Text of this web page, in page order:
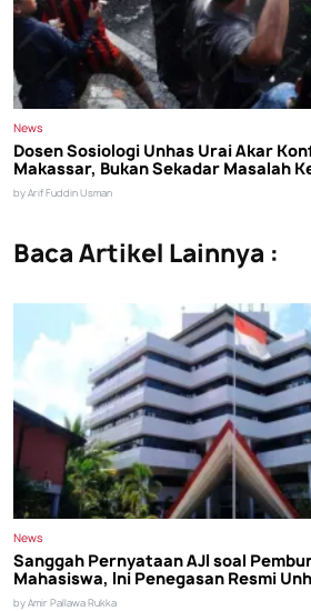
News
Dosen Sosiologi Unhas Urai Akar
Makassar, Bukan Sekadar Masalah
by Arif Fuddin Usman
Baca Artikel Lainnya :
News
Sanggah Pernyataan AJI soal
Mahasiswa, Ini Penegasan Resmi
by Amir Pallawa Rukka